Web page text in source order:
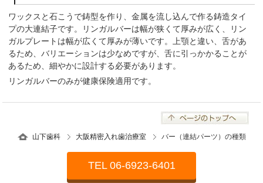
ワックスと石こうで鋳型を作り、金属を流し込んで作る鋳造タイ
プの大連結子です。リンガルバーは幅が狭くて厚みが広く、リン
ガルプレートは幅が広くて厚みが薄いです。上顎と違い、舌があ
るため、バリエーションは少なめですが、舌に引っかかることが
あるため、細やかに設計する必要があります。
リンガルバーのみが健康保険適用です。
山下歯科 大阪精密入れ歯治療室 バー（連結パーツ）の種類
TEL 06-6923-6401